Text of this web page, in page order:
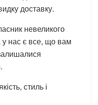
доставку.
невеликого
у нас є все, що вам
стиль і